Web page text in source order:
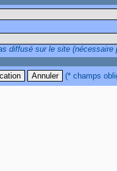
diffusé sur le site
(* champs